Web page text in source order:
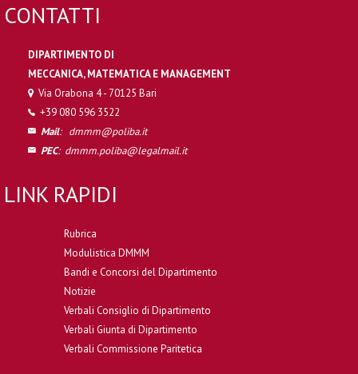
CONTATTI
DIPARTIMENTO DI
MECCANICA, MATEMATICA E MANAGEMENT
Via Orabona 4 - 70125 Bari
+39 080 596 3522
Mail: dmmm@poliba.it
PEC: dmmm.poliba@legalmail.it
LINK RAPIDI
Rubrica
Modulistica DMMM
Bandi e Concorsi del Dipartimento
Notizie
Verbali Consiglio di Dipartimento
Verbali Giunta di Dipartimento
Verbali Commissione Paritetica